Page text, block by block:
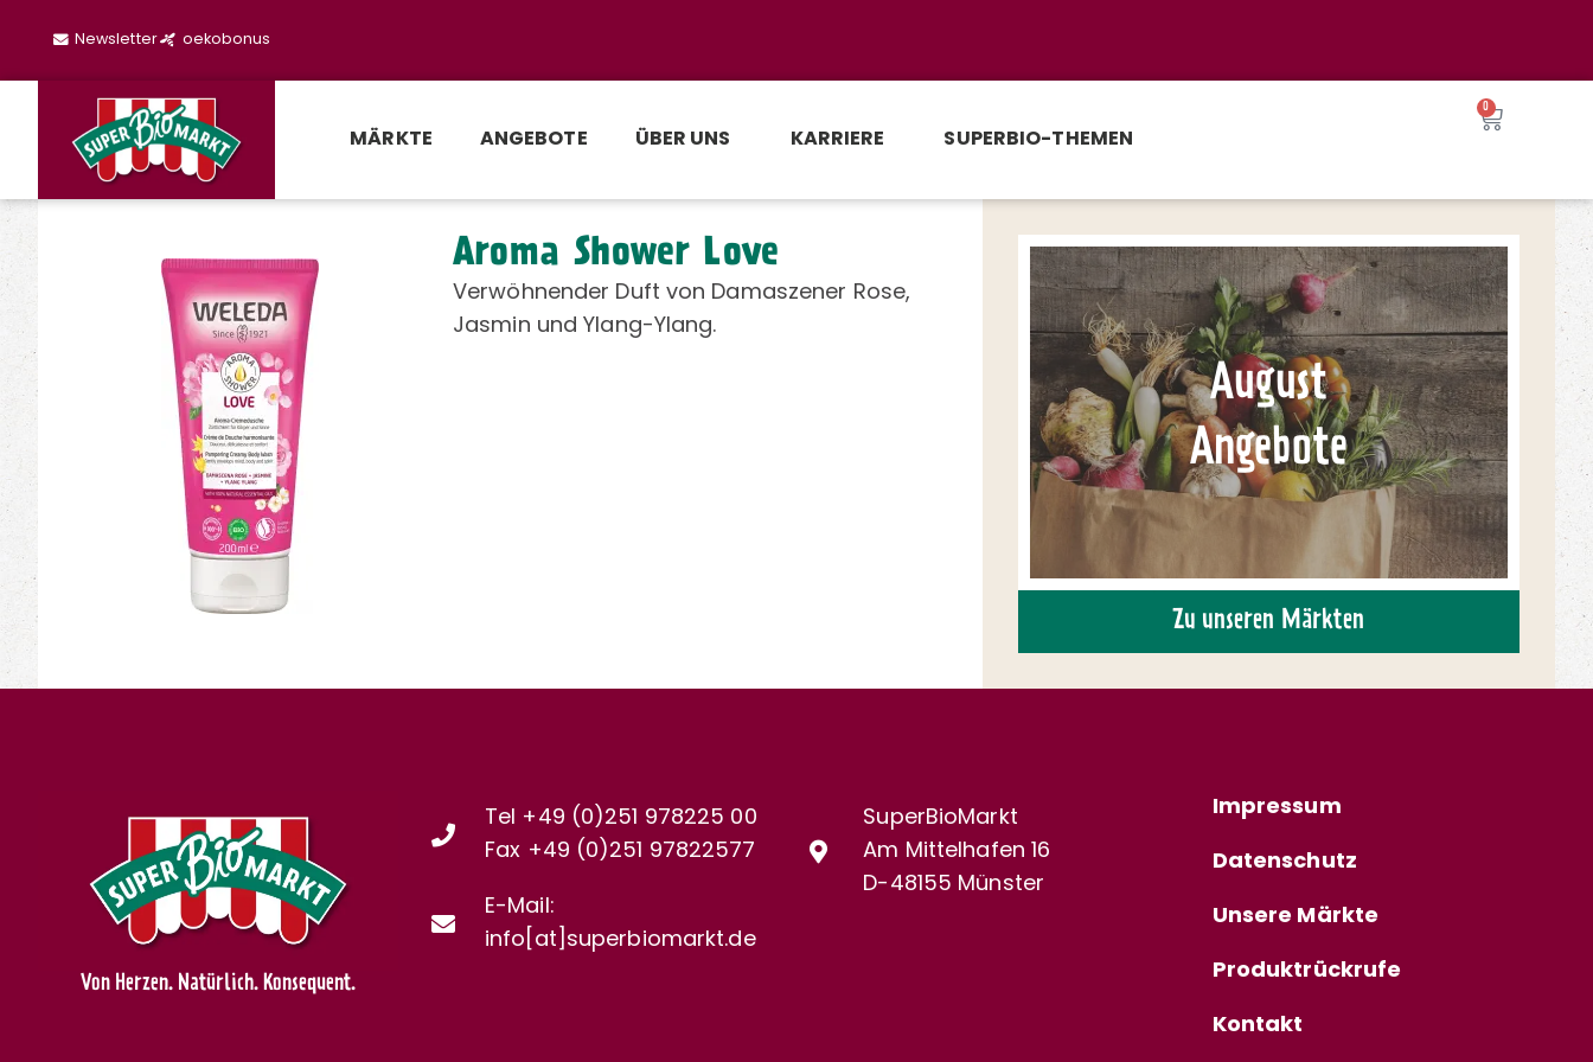
Newsletter oekobonus
MÄRKTE ANGEBOTE ÜBER UNS KARRIERE SUPERBIO-THEMEN
0
Aroma Shower Love
Verwöhnender Duft von Damaszener Rose,
Jasmin und Ylang-Ylang.
August
Angebote
Zu unseren Märkten
Von Herzen. Natürlich. Konsequent.
Tel +49 (0)251 978225 00
Fax +49 (0)251 97822577
E-Mail:
info[at]superbiomarkt.de
SuperBioMarkt
Am Mittelhafen 16
D-48155 Münster
Impressum
Datenschutz
Unsere Märkte
Produktrückrufe
Kontakt